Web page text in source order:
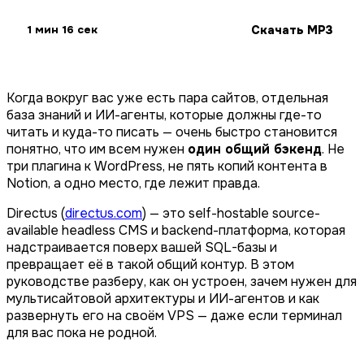
1 мин 16 сек Скачать MP3
Когда вокруг вас уже есть пара сайтов, отдельная
база знаний и ИИ-агенты, которые должны где-то
читать и куда-то писать — очень быстро становится
понятно, что им всем нужен один общий бэкенд. Не
три плагина к WordPress, не пять копий контента в
Notion, а одно место, где лежит правда.
Directus (directus.com) — это self-hostable source-
available headless CMS и backend-платформа, которая
надстраивается поверх вашей SQL-базы и
превращает её в такой общий контур. В этом
руководстве разберу, как он устроен, зачем нужен для
мультисайтовой архитектуры и ИИ-агентов и как
развернуть его на своём VPS — даже если терминал
для вас пока не родной.